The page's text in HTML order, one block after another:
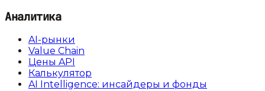
Аналитика
AI-рынки
Value Chain
Цены API
Калькулятор
AI Intelligence: инсайдеры и фонды